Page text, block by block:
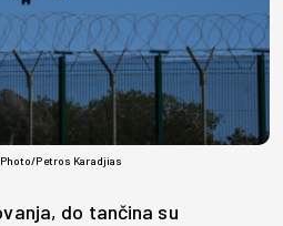
Photo/Petros Karadjias
do tančina su